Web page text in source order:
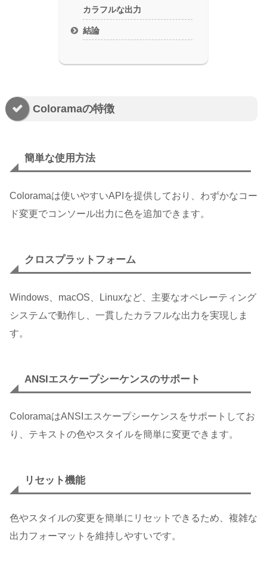
カラフルな出力
結論
Coloramaの特徴
簡単な使用方法
Coloramaは使いやすいAPIを提供しており、わずかなコー
ド変更でコンソール出力に色を追加できます。
クロスプラットフォーム
Windows、macOS、Linuxなど、主要なオペレーティング
システムで動作し、一貫したカラフルな出力を実現しま
す。
ANSIエスケープシーケンスのサポート
ColoramaはANSIエスケープシーケンスをサポートしてお
り、テキストの色やスタイルを簡単に変更できます。
リセット機能
色やスタイルの変更を簡単にリセットできるため、複雑な
出力フォーマットを維持しやすいです。